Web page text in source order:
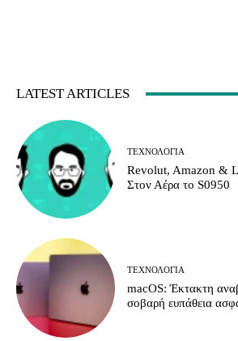
LATEST ARTICLES
ΤΕΧΝΟΛΟΓΊΑ
Revolut, Amazon &
Στον Αέρα το S0950
ΤΕΧΝΟΛΟΓΊΑ
macOS: Έκτακτη
σοβαρή ευπάθεια